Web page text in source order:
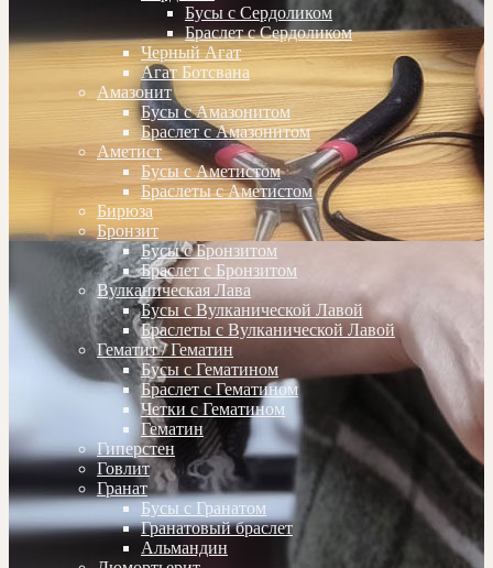
Бусы с Сердоликом
Браслет с Сердоликом
Черный Агат
Агат Ботсвана
Амазонит
Бусы с Амазонитом
Браслет с Амазонитом
Аметист
Бусы с Аметистом
Браслеты с Аметистом
Бирюза
Бронзит
Бусы с Бронзитом
Браслет с Бронзитом
Вулканическая Лава
Бусы с Вулканической Лавой
Браслеты с Вулканической Лавой
Гематит / Гематин
Бусы с Гематином
Браслет с Гематином
Четки с Гематином
Гематин
Гиперстен
Говлит
Гранат
Бусы с Гранатом
Гранатовый браслет
Альмандин